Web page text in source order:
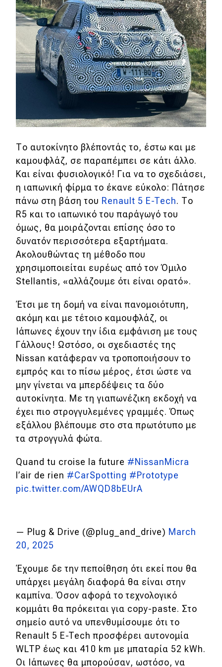
Eco
Νέα
Τεχνολογία
Σταθμοί φόρτισης
Classic
Νέα
Παρουσιάσεις
DRIVE Away
MOTO
Μεταχειρισμένο
Συμβουλές
Χρηστικά
Συμβουλές
ΚΤΕΟ
Οδική βοήθεια
eDRIVE
DRIVE USED
Το αυτοκίνητο βλέποντάς το, έστω και με
καμουφλάζ, σε παραπέμπει σε κάτι άλλο.
Και είναι φυσιολογικό! Για να το σχεδιάσει,
η ιαπωνική φίρμα το έκανε εύκολο: Πάτησε
πάνω στη βάση του Renault 5 E-Tech. Το
R5 και το ιαπωνικό του παράγωγό του
όμως, θα μοιράζονται επίσης όσο το
δυνατόν περισσότερα εξαρτήματα.
Ακολουθώντας τη μέθοδο που
χρησιμοποιείται ευρέως από τον Όμιλο
Stellantis, «αλλάζουμε ότι είναι ορατό».
Έτσι με τη δομή να είναι πανομοιότυπη,
ακόμη και με τέτοιο καμουφλάζ, οι
Ιάπωνες έχουν την ίδια εμφάνιση με τους
Γάλλους! Ωστόσο, οι σχεδιαστές της
Nissan κατάφεραν να τροποποιήσουν το
εμπρός και το πίσω μέρος, έτσι ώστε να
μην γίνεται να μπερδέψεις τα δύο
αυτοκίνητα. Με τη γιαπωνέζικη εκδοχή να
έχει πιο στρογγυλεμένες γραμμές. Όπως
εξάλλου βλέπουμε στο στα πρωτότυπο με
τα στρογγυλά φώτα.
Quand tu croise la future #NissanMicra
l’air de rien #CarSpotting #Prototype
pic.twitter.com/AWQD8bEUrA
— Plug & Drive (@plug_and_drive) March
20, 2025
Έχουμε δε την πεποίθηση ότι εκεί που θα
υπάρχει μεγάλη διαφορά θα είναι στην
καμπίνα. Όσον αφορά το τεχνολογικό
κομμάτι θα πρόκειται για copy-paste. Στο
σημείο αυτό να υπενθυμίσουμε ότι το
Renault 5 E-Tech προσφέρει αυτονομία
WLTP έως και 410 km με μπαταρία 52 kWh.
Οι Ιάπωνες θα μπορούσαν, ωστόσο, να